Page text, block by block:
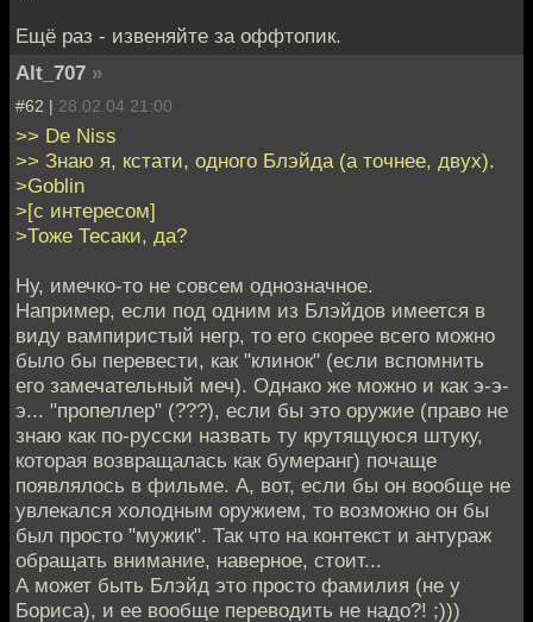
Ещё раз - извеняйте за оффтопик.
Alt_707 »
#62 | 28.02.04 21:00
>> De Niss
>> Знаю я, кстати, одного Блэйда (а точнее, двух).
>Goblin
>[с интересом]
>Тоже Тесаки, да?
Ну, имечко-то не совсем однозначное.
Например, если под одним из Блэйдов имеется в
виду вампиристый негр, то его скорее всего можно
было бы перевести, как "клинок" (если вспомнить
его замечательный меч). Однако же можно и как э-э-
э... "пропеллер" (???), если бы это оружие (право не
знаю как по-русски назвать ту крутящуюся штуку,
которая возвращалась как бумеранг) почаще
появлялось в фильме. А, вот, если бы он вообще не
увлекался холодным оружием, то возможно он бы
был просто "мужик". Так что на контекст и антураж
обращать внимание, наверное, стоит...
А может быть Блэйд это просто фамилия (не у
Бориса), и ее вообще переводить не надо?! ;)))